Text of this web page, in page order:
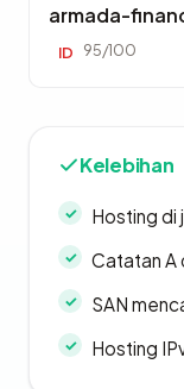
armada-
ID 95/100
Kelebihan
Hosting di
Catatan A
SAN
Hosting